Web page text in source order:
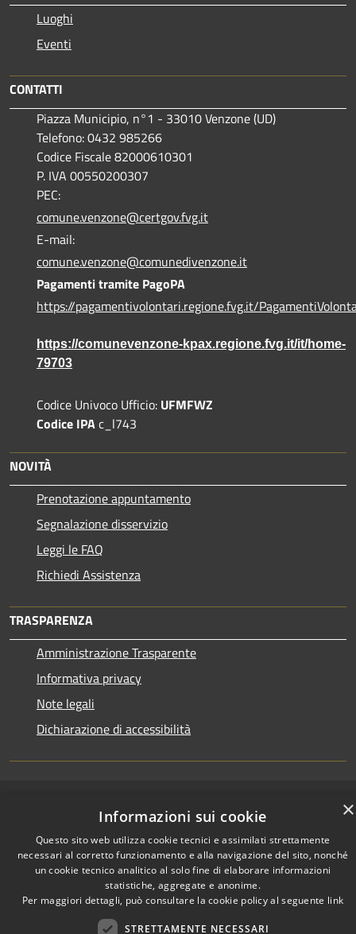
Luoghi
Eventi
CONTATTI
Piazza Municipio, n°1 - 33010 Venzone (UD)
Telefono: 0432 985266
Codice Fiscale 82000610301
P. IVA 00550200307
PEC:
comune.venzone@certgov.fvg.it
E-mail:
comune.venzone@comunedivenzone.it
Pagamenti tramite PagoPA
https://pagamentivolontari.regione.fvg.it/
https://comunevenzone-kpax.regione.fvg.it/it/home-
79703
Codice Univoco Ufficio: UFMFWZ
Codice IPAc_l743
NOVITÀ
Prenotazione appuntamento
Segnalazione disservizio
Leggi le FAQ
Richiedi Assistenza
TRASPARENZA
Amministrazione Trasparente
Informativa privacy
Note legali
Dichiarazione di accessibilità
Privacy
Cookie
Copyright © 2026 • Town of •
Municipium
Admin access
×
Informazioni sui cookie
Questo sito web utilizza cookie tecnici e assimilati strettamente
necessari al corretto funzionamento e alla navigazione del sito, nonché
un cookie tecnico analitico al solo fine di elaborare informazioni
statistiche, aggregate e anonime.
Per maggiori dettagli, può consultare la cookie policy al seguente link
STRETTAMENTE NECESSARI